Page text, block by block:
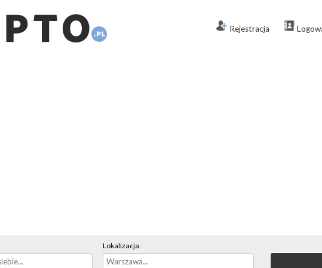
Rejestracja
Lokalizacja